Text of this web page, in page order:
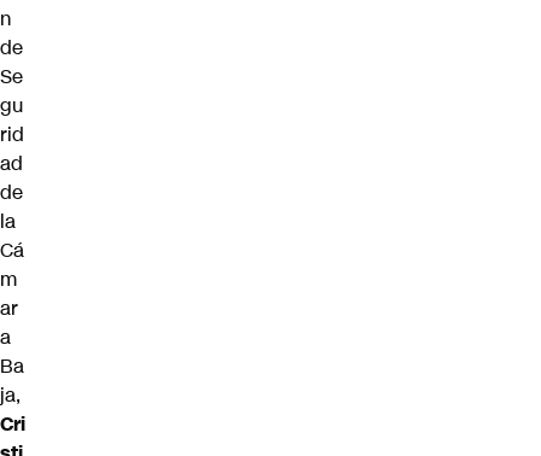
n
de
Se
gu
rid
ad
de
la
Cá
m
ar
a
Ba
ja,
Cri